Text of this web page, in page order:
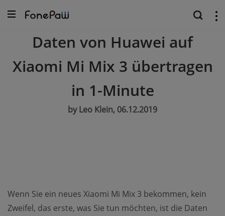
Daten von Huawei auf
Xiaomi Mi Mix 3 übertragen
in 1-Minute
by Leo Klein, 06.12.2019
Wenn Sie ein neues Xiaomi Mi Mix 3 bekommen, kein
Zweifel, das erste, was Sie tun möchten, ist die Daten